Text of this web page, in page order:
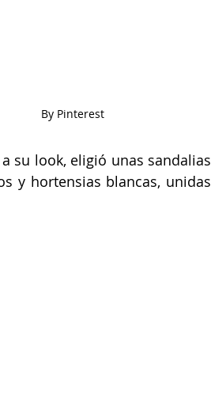
By Pinterest
su look, eligió unas sandalias
y hortensias blancas, unidas